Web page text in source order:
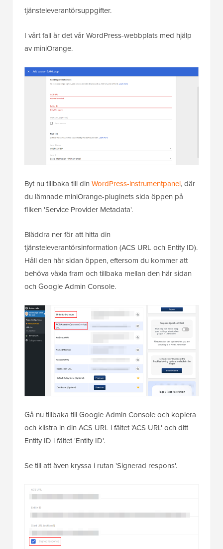
tjänsteleverantörsuppgifter.
I vårt fall är det vår WordPress-webbplats med hjälp
av miniOrange.
Byt nu tillbaka till din WordPress-instrumentpanel, där
du lämnade miniOrange-pluginets sida öppen på
fliken 'Service Provider Metadata'.
Bläddra ner för att hitta din
tjänsteleverantörsinformation (ACS URL och Entity ID).
Håll den här sidan öppen, eftersom du kommer att
behöva växla fram och tillbaka mellan den här sidan
och Google Admin Console.
Gå nu tillbaka till Google Admin Console och kopiera
och klistra in din ACS URL i fältet 'ACS URL' och ditt
Entity ID i fältet 'Entity ID'.
Se till att även kryssa i rutan 'Signerad respons'.